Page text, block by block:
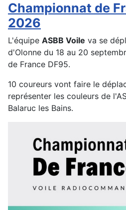
Championnat de
2026
L'équipe ASBB Voile va se
d'Olonne du 18 au 20
de France DF95.
10 coureurs vont faire le
représenter les couleurs de
Balaruc les Bains.